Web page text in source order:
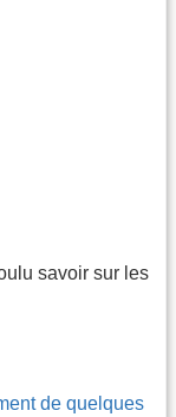
savoir sur les
de quelques